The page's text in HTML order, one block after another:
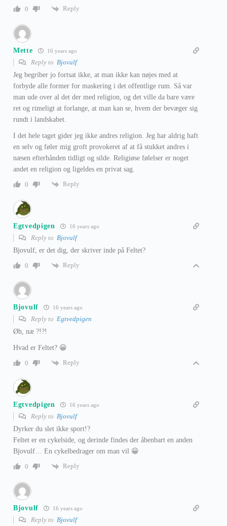
0
Reply
Mette 16 years ago
Reply to Bjovulf
Jeg begriber jo fortsat ikke, at man ikke kan nøjes med at
forbyde alle former for maskering i det offentlige rum. Så var
man ude over al det der med religion, og det ville da bare være
ret og rimeligt at forlange, at man kan se, hvem der bevæger sig
rundt i landskabet.
I det hele taget gider jeg ikke andres religion. Jeg har aldrig haft
en selv og føler mig groft provokeret af at få stukket andres i
næsen efterhånden tidligt og silde. Religiøse følelser er noget
andet en religion og ligeldes en privat sag.
0
Reply
Egtvedpigen 16 years ago
Reply to Bjovulf
Bjovulf, er det dig, der skriver inde på Feltet?
0
Reply
Bjovulf 16 years ago
Reply to Egtvedpigen
Øh, næ ?!?!
Hvad er Feltet? 😀
0
Reply
Egtvedpigen 16 years ago
Reply to Bjovulf
Dyrker du slet ikke sport!?
Feltet er en cykelside, og derinde findes der åbenbart en anden
Bjovulf… En cykelbedrager om man vil 😀
0
Reply
Bjovulf 16 years ago
Reply to Bjovulf